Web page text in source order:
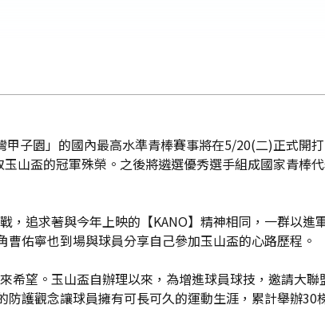
子園」的國內最高水準青棒賽事將在5/20(二)正式開
山盃的冠軍殊榮。之後將遴選優秀選手組成國家青棒
追求著與今年上映的【KANO】精神相同，一群以進
佑寧也到場與球員分享自己參加玉山盃的心路歷程。
希望。玉山盃自辦理以來，為增進球員球技，邀請大聯
護觀念讓球員擁有可長可久的運動生涯，累計舉辦30